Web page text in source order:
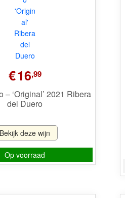
€16,99
– ‘Original’ 2021 Ribera
del Duero
Bekijk deze wijn
Op voorraad